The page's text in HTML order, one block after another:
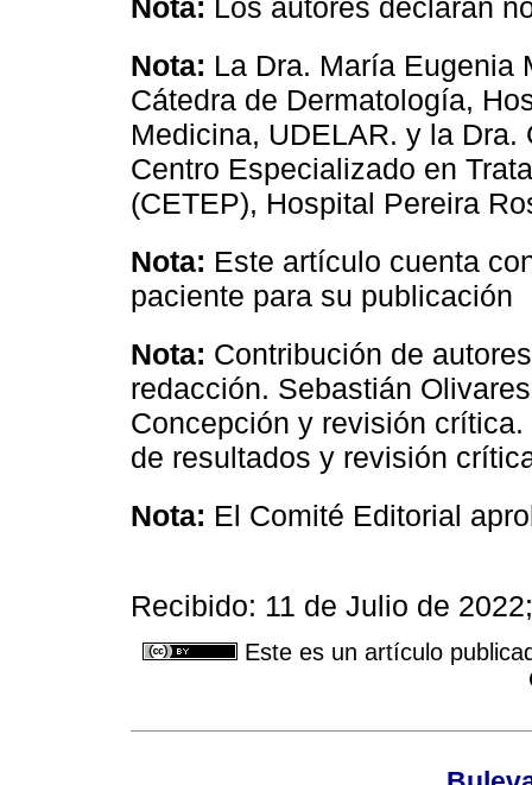
Nota: Los autores declaran
Nota: La Dra. María Eugenia
Cátedra de Dermatología,
Medicina, UDELAR. y la
Centro Especializado en
(CETEP), Hospital Pereira
Nota: Este artículo cuenta
paciente para su publicación
Nota: Contribución de
redacción. Sebastián
Concepción y revisión
de resultados y revisión
Nota: El Comité Editorial
Recibido: 11 de Julio de
Este es un artículo